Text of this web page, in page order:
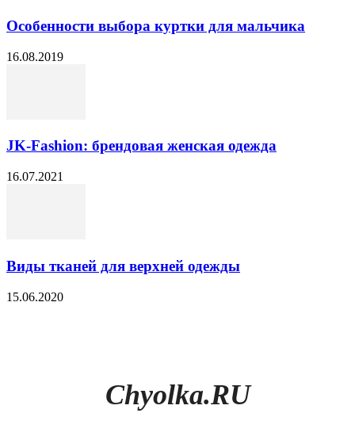
Особенности выбора куртки для мальчика
16.08.2019
JK-Fashion: брендовая женская одежда
16.07.2021
Виды тканей для верхней одежды
15.06.2020
Chyolka.RU